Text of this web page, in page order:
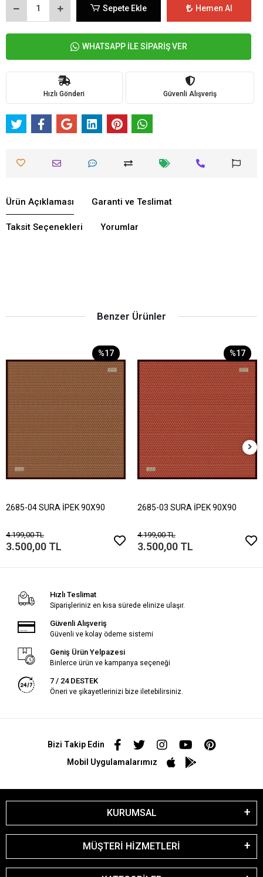
Sepete Ekle Hemen Al
WHATSAPP İLE SİPARİŞ VER
Hızlı Gönderi Güvenli Alışveriş
Ürün Açıklaması Garanti ve Teslimat
Taksit Seçenekleri Yorumlar
Benzer Ürünler
%17
2685-04 SURA İPEK 90X90
4.199,00 TL
3.500,00 TL
%17
2685-03 SURA İPEK 90X90
4.199,00 TL
3.500,00 TL
Hızlı Teslimat
Siparişleriniz en kısa sürede elinize ulaşır.
Güvenli Alışveriş
Güvenli ve kolay ödeme sistemi
Geniş Ürün Yelpazesi
Binlerce ürün ve kampanya seçeneği
7 / 24 DESTEK
Öneri ve şikayetlerinizi bize iletebilirsiniz.
Bizi Takip Edin
Mobil Uygulamalarımız
KURUMSAL
MÜŞTERİ HİZMETLERİ